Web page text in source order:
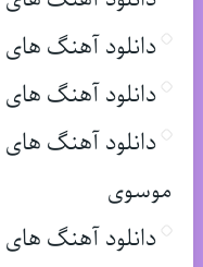
دانلود آهنگ های
دانلود آهنگ
دانلود آهنگ های
موسوی
دانلود آهنگ های